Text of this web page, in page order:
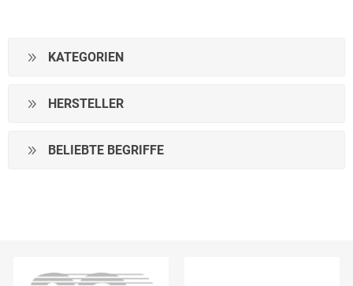
KATEGORIEN
HERSTELLER
BELIEBTE BEGRIFFE